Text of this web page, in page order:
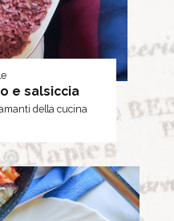
e salsiccia
della cucina